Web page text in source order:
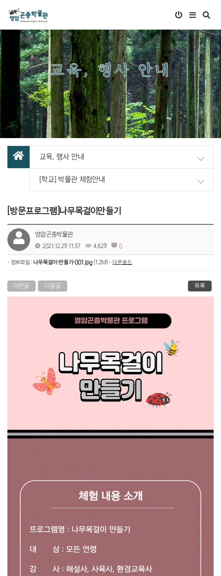
교육, 행사 안내
교육, 행사 안내
[학교] 박물관 체험안내
[방문프로그램]나무목걸이만들기
영암곤충박물관
2021.12.29 11:37 4,629 0
- 첨부파일 : 나무목걸이-만들기-001.jpg (1.2M) - 다운로드
이전글 다음글 목록